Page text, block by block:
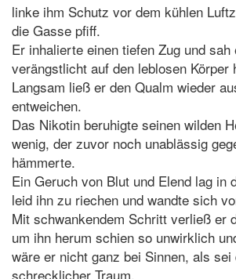
linke ihm Schutz vor dem kühlen
die Gasse pfiff.
Er inhalierte einen tiefen Zug und
verängstlicht auf den leblosen Körper
Langsam ließ er den Qualm wieder
entweichen.
Das Nikotin beruhigte seinen wilden
wenig, der zuvor noch unablässig
hämmerte.
Ein Geruch von Blut und Elend lag in
leid ihn zu riechen und wandte sich
Mit schwankendem Schritt verließ er
um ihn herum schien so unwirklich
wäre er nicht ganz bei Sinnen, als
schrecklicher Traum.